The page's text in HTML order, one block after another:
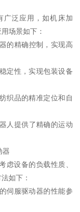
广泛应用，如机床加
场景如下：
的精确控制，实现高
定性，实现包装设备
织品的精准定位和自
人提供了精确的运动
器
虑设备的负载性质、
如下：
伺服驱动器的性能参